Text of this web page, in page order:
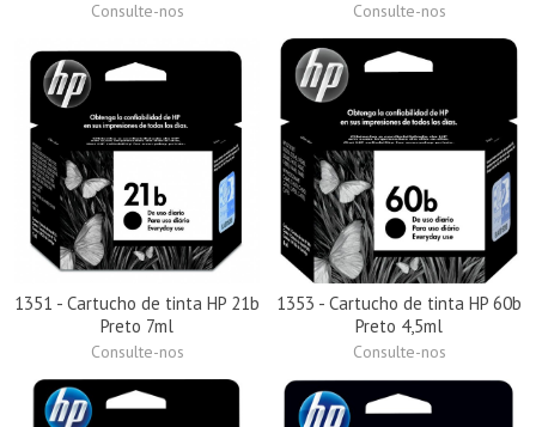
Consulte-nos Consulte-nos
1351 - Cartucho de tinta HP 21b
Preto 7ml
Consulte-nos
1353 - Cartucho de tinta HP 60b
Preto 4,5ml
Consulte-nos